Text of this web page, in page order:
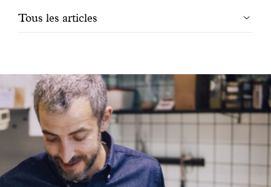
Engagé avec bon sens
Manifesto
Dandoy Family
Filtrer
Tous les articles